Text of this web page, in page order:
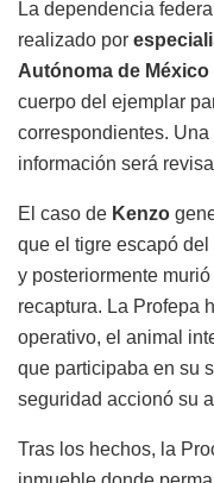
La dependencia
realizado por
Autónoma de México
cuerpo del ejemplar
correspondientes.
información será
El caso de Kenzo
que el tigre escapó del
y posteriormente
recaptura. La Profepa
operativo, el animal
que participaba en su
seguridad accionó su
Tras los hechos, la